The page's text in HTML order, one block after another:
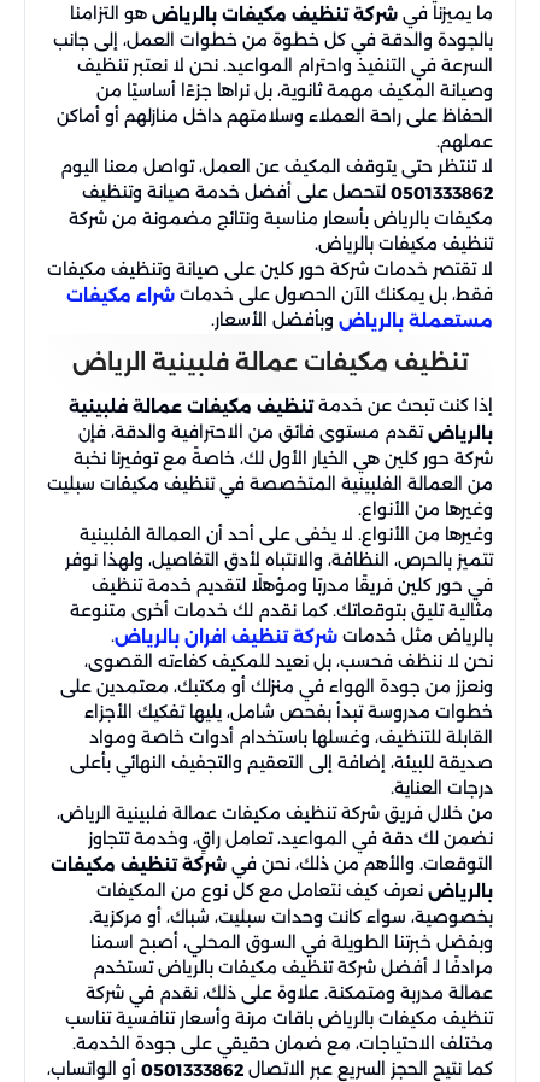
ما يميزنا في شركة تنظيف مكيفات بالرياض هو التزامنا
بالجودة والدقة في كل خطوة من خطوات العمل، إلى جانب
السرعة في التنفيذ واحترام المواعيد. نحن لا نعتبر تنظيف
وصيانة المكيف مهمة ثانوية، بل نراها جزءًا أساسيًا من
الحفاظ على راحة العملاء وسلامتهم داخل منازلهم أو أماكن
عملهم.
لا تنتظر حتى يتوقف المكيف عن العمل، تواصل معنا اليوم
0501333862 لتحصل على أفضل خدمة صيانة وتنظيف
مكيفات بالرياض بأسعار مناسبة ونتائج مضمونة من شركة
تنظيف مكيفات بالرياض.
لا تقتصر خدمات شركة حور كلين على صيانة وتنظيف مكيفات
فقط، بل يمكنك الآن الحصول على خدمات شراء مكيفات
مستعملة بالرياض وبأفضل الأسعار.
تنظيف مكيفات عمالة فلبينية​ الرياض
إذا كنت تبحث عن خدمةتنظيف مكيفات عمالة فلبينية
بالرياضتقدم مستوى فائق من الاحترافية والدقة، فإن
شركة حور كلين هي الخيار الأول لك، خاصةً مع توفيرنا نخبة
من العمالة الفلبينية المتخصصة في تنظيف مكيفات سبليت
وغيرها من الأنواع.
وغيرها من الأنواع. لا يخفى على أحد أن العمالة الفلبينية
تتميز بالحرص، النظافة، والانتباه لأدق التفاصيل، ولهذا نوفر
في حور كلين فريقًا مدربًا ومؤهلًا لتقديم خدمة تنظيف
مثالية تليق بتوقعاتك. كما نقدم لك خدمات أخرى متنوعة
بالرياض مثل خدمات شركة تنظيف افران بالرياض.
نحن لا ننظف فحسب، بل نعيد للمكيف كفاءته القصوى،
ونعزز من جودة الهواء في منزلك أو مكتبك، معتمدين على
خطوات مدروسة تبدأ بفحص شامل، يليها تفكيك الأجزاء
القابلة للتنظيف، وغسلها باستخدام أدوات خاصة ومواد
صديقة للبيئة، إضافة إلى التعقيم والتجفيف النهائي بأعلى
درجات العناية.
من خلال فريق شركة تنظيف مكيفات عمالة فلبينية​ الرياض،
نضمن لك دقة في المواعيد، تعامل راقٍ، وخدمة تتجاوز
التوقعات. والأهم من ذلك، نحن في شركة تنظيف مكيفات
بالرياض نعرف كيف نتعامل مع كل نوع من المكيفات
بخصوصية، سواء كانت وحدات سبليت، شباك، أو مركزية.
وبفضل خبرتنا الطويلة في السوق المحلي، أصبح اسمنا
مرادفًا لـ أفضل شركة تنظيف مكيفات بالرياض تستخدم
عمالة مدربة ومتمكنة. علاوة على ذلك، نقدم في شركة
تنظيف مكيفات بالرياض باقات مرنة وأسعار تنافسية تناسب
مختلف الاحتياجات، مع ضمان حقيقي على جودة الخدمة.
كما نتيح الحجز السريع عبر الاتصال 0501333862 أو الواتساب،